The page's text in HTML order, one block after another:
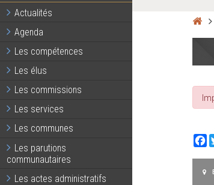
Actualités
Agenda
Les compétences
Les élus
Les commissions
Les services
Les communes
Les parutions
communautaires
Les actes administratifs